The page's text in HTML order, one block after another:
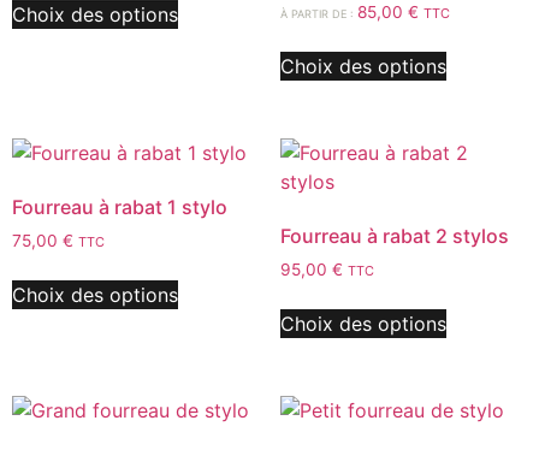
Choix des options À PARTIR DE : 85,00 € TTC
Choix des options
Fourreau à rabat 1 stylo
75,00 € TTC
Choix des options
Fourreau à rabat 2 stylos
95,00 € TTC
Choix des options